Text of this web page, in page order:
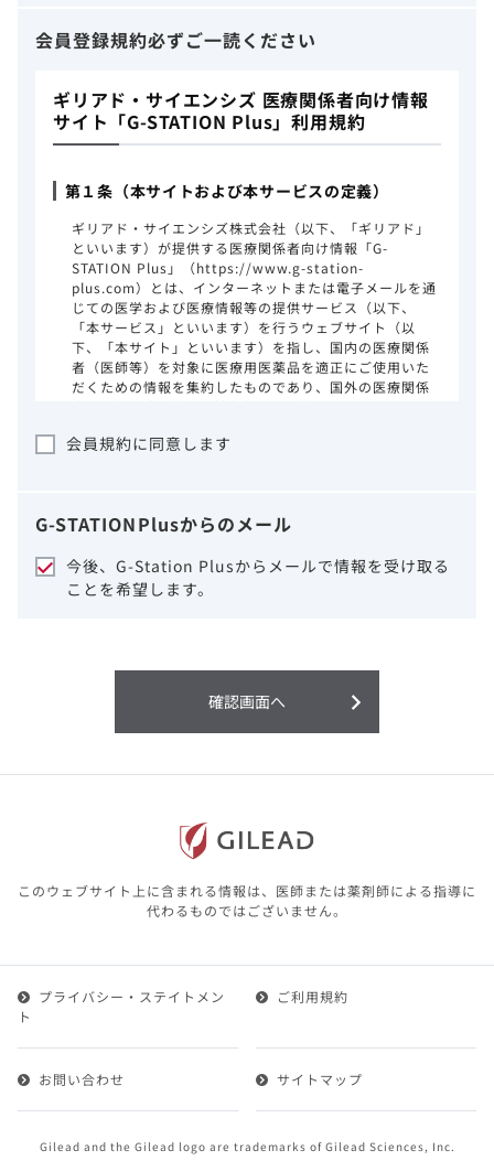
会員登録規約必ずご一読ください
ギリアド・サイエンシズ 医療関係者向け情報
サイト「G-STATION Plus」利用規約
第１条（本サイトおよび本サービスの定義）
ギリアド・サイエンシズ株式会社（以下、「ギリアド」
といいます）が提供する医療関係者向け情報「G-
STATION Plus」（https://www.g-station-
plus.com）とは、インターネットまたは電子メールを通
じての医学および医療情報等の提供サービス（以下、
「本サービス」といいます）を行うウェブサイト（以
下、「本サイト」といいます）を指し、国内の医療関係
者（医師等）を対象に医療用医薬品を適正にご使用いた
だくための情報を集約したものであり、国外の医療関係
事項をご熟読いただき、同意された場合のみご利用くだ
ギリアドは、本サイトのコンテンツについて
細心の注意を払い、正確かつ最新の情報を提
供するように努力をしておりますが、正確
性、確実性、妥当性、有用性、ご利用になら
利用することまたは利用できなかったことよ
り生じる損害については一切の責任を負いか
含む）の情報は、その製品またはその製品の
本サイト内の情報は、医師その他医療関係者
が行なうべきアドバイスやサービスを提供す
るものではありません。本サイトに表示され
ている情報は、決して、医師その他医療関係
1.会員とは、医療関係者の方で、本サービスの利用規約
ービスに登録を申し込みギリアドがこれを承認した方を
いいます。
けることができます。
会員規約に同意します
G-STATIONPlusからのメール
今後、G-Station Plusからメールで情報を受け取る
ことを希望します。
確認画面へ
このウェブサイト上に含まれる情報は、医師または薬剤師による指導に
代わるものではございません。
Gilead and the Gilead logo are trademarks of Gilead Sciences, Inc.
プライバシー・ステイトメン
ト
ご利用規約
お問い合わせ サイトマップ